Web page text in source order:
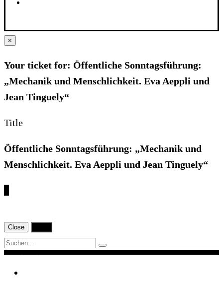
×
Your ticket for: Öffentliche Sonntagsführung:
„Mechanik und Menschlichkeit. Eva Aeppli und
Jean Tinguely“
Title
Öffentliche Sonntagsführung: „Mechanik und
Menschlichkeit. Eva Aeppli und Jean Tinguely“
Close
Navigation